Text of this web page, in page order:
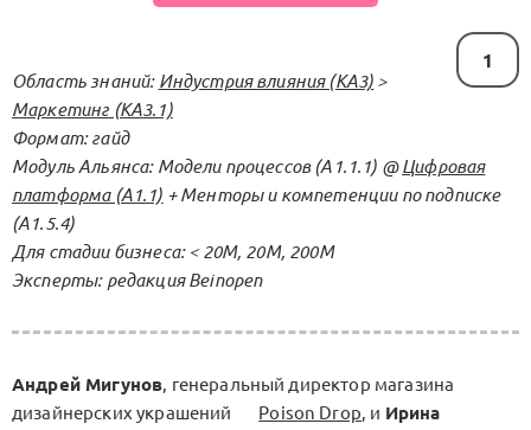
1
Область знаний: Индустрия влияния (KA3) >
Маркетинг (KA3.1)
Формат: гайд
Модуль Альянса: Модели процессов (А1.1.1) @Цифровая
платформа (А1.1) + Менторы и компетенции по подписке
(А1.5.4)
Для стадии бизнеса: < 20М, 20М, 200M
Эксперты: редакция Beinopen
Андрей Мигунов, генеральный директор магазина
дизайнерских украшений
Poison Drop, и Ирина